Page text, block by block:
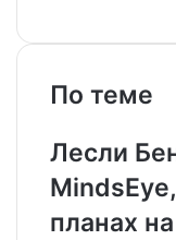
n
e
n
m
l
d
i
о
т
т
е
н
к
с
с
и
y
e
s
e
e
r
s
e
e
r
a
s
p
l
g
m
b
r
nд
л
ь
с
ч
ч
т
ь
По теме
Лесли
планах